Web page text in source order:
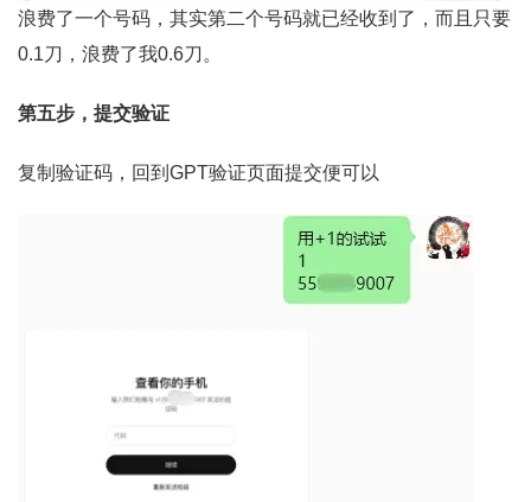
浪费了一个号码，其实第二个号码就已经收到了，而且只要
0.1刀，浪费了我0.6刀。
第五步，提交验证
复制验证码，回到GPT验证页面提交便可以